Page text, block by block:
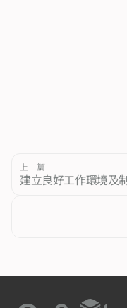
上一篇
建立良好工作環境及